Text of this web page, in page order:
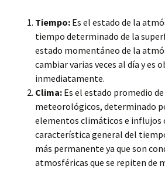
Tiempo: Es el estado de la
tiempo determinado de la
estado momentáneo de la
cambiar varias veces al día y es
inmediatamente.
Clima: Es el estado promedio
meteorológicos, determinado
elementos climáticos e influjos
característica general del
más permanente ya que son
atmosféricas que se repiten de